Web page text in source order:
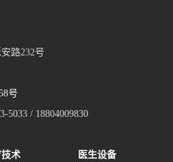
路232号
号
5033 / 18804009830
术 医生设备